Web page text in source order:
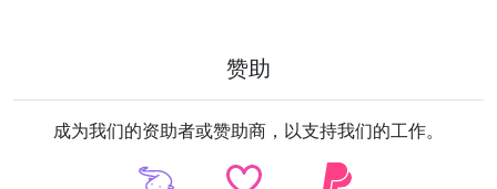
赞助
成为我们的资助者或赞助商，以支持我们的工作。